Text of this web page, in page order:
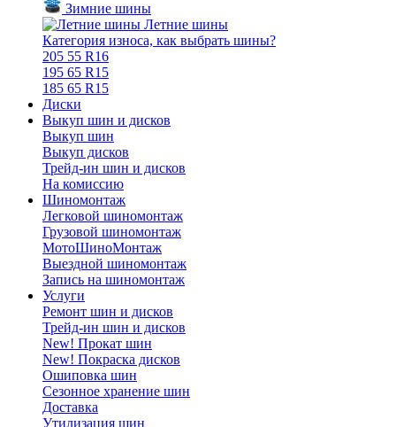
Зимние шины
Летние шины
Категория износа, как выбрать шины?
205 55 R16
195 65 R15
185 65 R15
Диски
Выкуп шин и дисков
Выкуп шин
Выкуп дисков
Трейд-ин шин и дисков
На комиссию
Шиномонтаж
Легковой шиномонтаж
Грузовой шиномонтаж
МотоШиноМонтаж
Выездной шиномонтаж
Запись на шиномонтаж
Услуги
Ремонт шин и дисков
Трейд-ин шин и дисков
New! Прокат шин
New! Покраска дисков
Ошиповка шин
Сезонное хранение шин
Доставка
Утилизация шин